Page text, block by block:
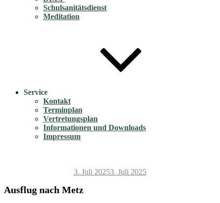
Schulsanitätsdienst
Meditation
Service
Kontakt
Terminplan
Vertretungsplan
Informationen und Downloads
Impressum
Veröffentlicht
3. Juli 20253. Juli 2025
Ausflug nach Metz